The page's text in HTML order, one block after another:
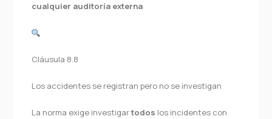
cualquier auditoría externa
Cláusula 8.8
Los accidentes se registran pero no se investigan
La norma exige investigartodos los incidentes con